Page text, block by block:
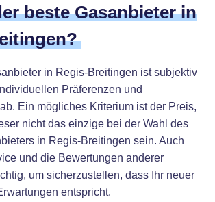
beste Gasanbieter in
in Regis-Breitingen ist subjektiv
Präferenzen und
Ein mögliches Kriterium ist der Preis,
nicht das einzige bei der Wahl des
in Regis-Breitingen sein. Auch
und die Bewertungen anderer
um sicherzustellen, dass Ihr neuer
entspricht.